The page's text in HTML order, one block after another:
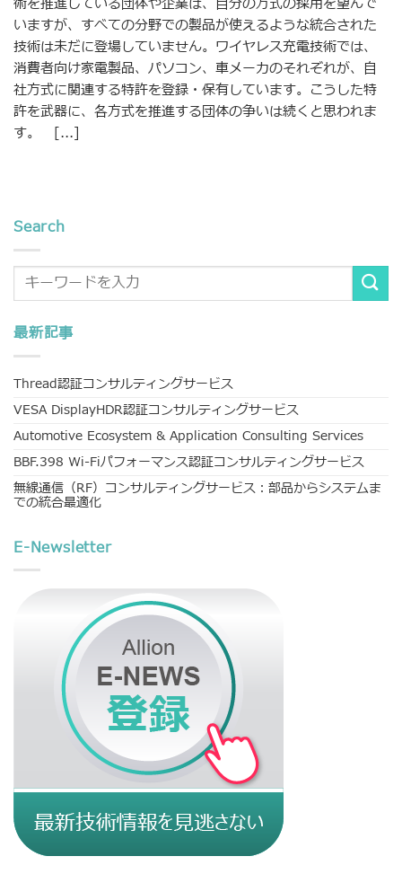
いますが、すべての分野での製品が使えるような統合された
技術は未だに登場していません。ワイヤレス充電技術では、
消費者向け家電製品、パソコン、車メーカのそれぞれが、自
社方式に関連する特許を登録・保有しています。こうした特
許を武器に、各方式を推進する団体の争いは続くと思われま
す。 [...]
Search
最新記事
Thread認証コンサルティングサービス
VESA DisplayHDR認証コンサルティングサービス
Automotive Ecosystem & Application Consulting Services
BBF.398 Wi-Fiパフォーマンス認証コンサルティングサービス
無線通信（RF）コンサルティングサービス：部品からシステムま
での統合最適化
E-Newsletter